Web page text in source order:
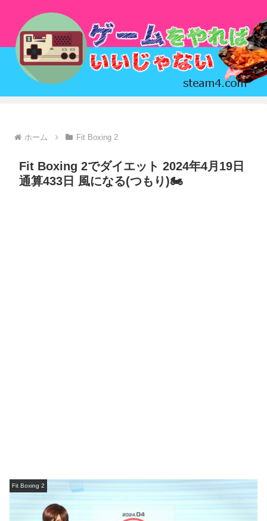
ホーム Fit Boxing 2
Fit Boxing 2でダイエット 2024年4月19日
通算433日 風になる(つもり)🏍️
Fit Boxing 2